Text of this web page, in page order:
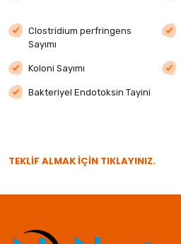
Clostridium perfringens
Sayımı
Koloni Sayımı
Bakteriyel Endotoksin Tayini
TEKLİF ALMAK İÇİN TIKLAYINIZ.